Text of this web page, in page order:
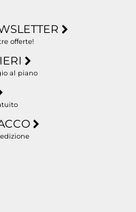
offerte!
al piano